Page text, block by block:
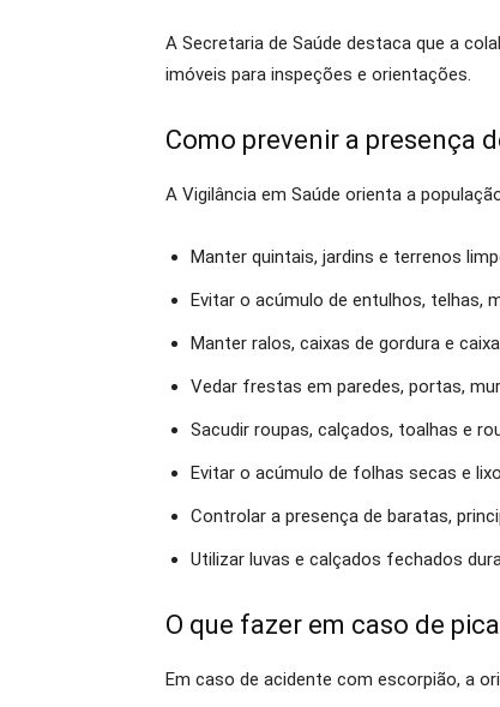
A Secretaria de Saúde destaca que a
imóveis para inspeções e orientações.
Como prevenir a presença
A Vigilância em Saúde orienta a
Manter quintais, jardins e terrenos
Evitar o acúmulo de entulhos, telhas,
Manter ralos, caixas de gordura e
Vedar frestas em paredes, portas,
Sacudir roupas, calçados, toalhas e
Evitar o acúmulo de folhas secas e
Controlar a presença de baratas,
Utilizar luvas e calçados fechados
O que fazer em caso de
Em caso de acidente com escorpião, a